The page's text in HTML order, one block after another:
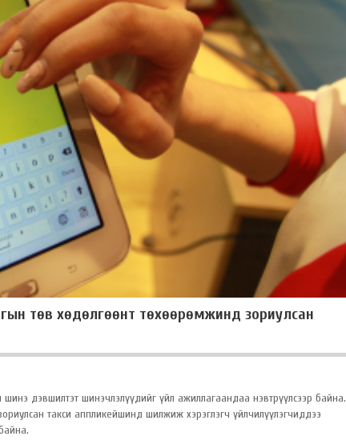
төв хөдөлгөөнт төхөөрөмжинд зориулсан
дэвшилтэт шинэчлэлүүдийг үйл ажиллагаандаа нэвтрүүлсээр байна.
такси аппликейшинд шилжиж хэрэглэгч үйлчилүүлэгчиддээ